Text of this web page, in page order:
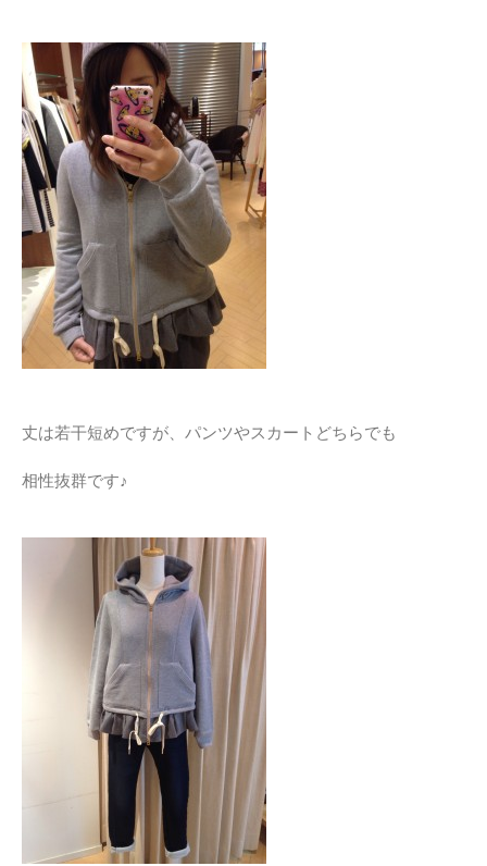
丈は若干短めですが、パンツやスカートどちらでも
相性抜群です♪